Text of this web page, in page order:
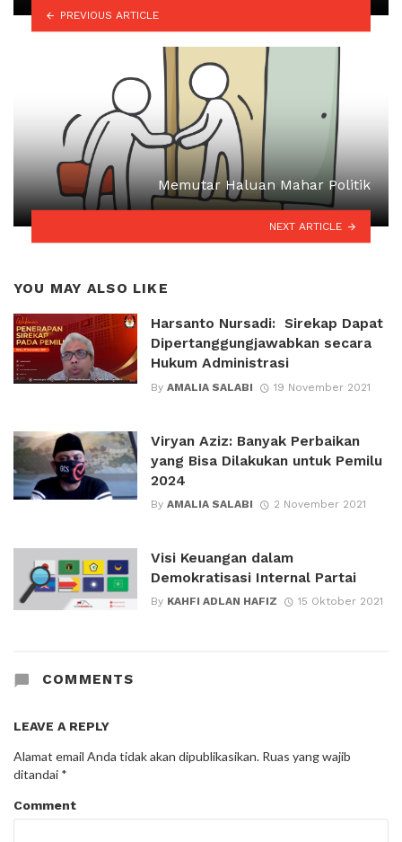
PREVIOUS ARTICLE
Memutar Haluan Mahar Politik
NEXT ARTICLE
YOU MAY ALSO LIKE
Harsanto Nursadi: Sirekap Dapat
Dipertanggungjawabkan secara
Hukum Administrasi
By AMALIA SALABI 19 November 2021
Viryan Aziz: Banyak Perbaikan
yang Bisa Dilakukan untuk Pemilu
2024
By AMALIA SALABI 2 November 2021
Visi Keuangan dalam
Demokratisasi Internal Partai
By KAHFI ADLAN HAFIZ 15 Oktober 2021
COMMENTS
LEAVE A REPLY
Alamat email Anda tidak akan dipublikasikan. Ruas yang wajib
ditandai *
Comment